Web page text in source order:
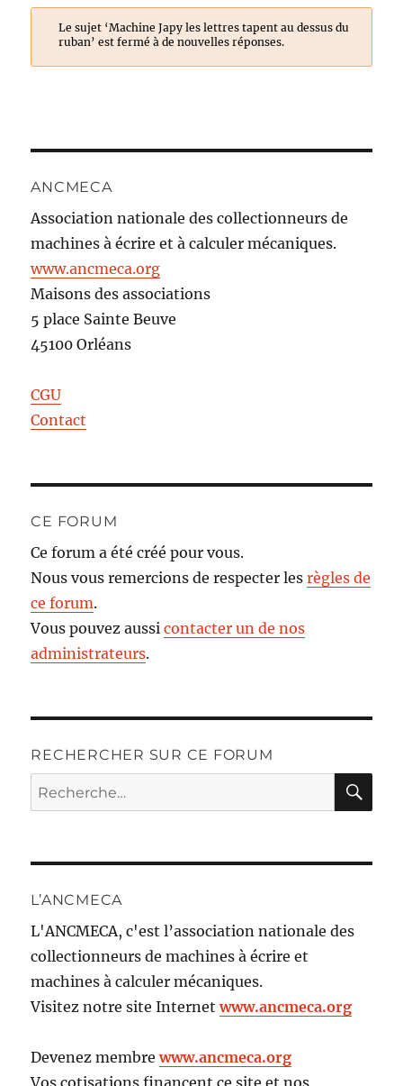
Le sujet ‘Machine Japy les lettres tapent au dessus du
ruban’ est fermé à de nouvelles réponses.
ANCMECA
Association nationale des collectionneurs de
machines à écrire et à calculer mécaniques.
www.ancmeca.org
Maisons des associations
5 place Sainte Beuve
45100 Orléans
CGU
Contact
CE FORUM
Ce forum a été créé pour vous.
Nous vous remercions de respecter lesrègles de
ce forum.
Vous pouvez aussicontacter un de nos
administrateurs.
RECHERCHER SUR CE FORUM
Recherche
pour :
L’ANCMECA
L'ANCMECA, c'est l’association nationale des
collectionneurs de machines à écrire et
machines à calculer mécaniques.
Visitez notre site Internetwww.ancmeca.org
Devenez membrewww.ancmeca.org
Vos cotisations financent ce site et nos